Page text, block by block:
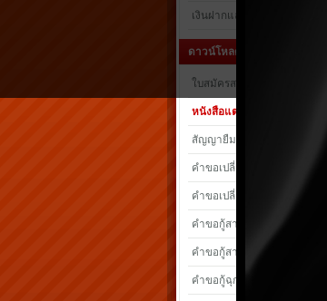
เงินฝากและเงินกู้
ดาวน์โหลดแบบฟอร์ม
ใบสมัครสมาชิก/สมาชิกสมทบ
หนังสือแต่งตั้งผู้รับผลประโยชน์
สัญญายืมเงินเพื่อการศึกษา
คำขอเปลี่ยนแปลงเงินค่าหุ้น
คำขอเปลี่ยนแปลงเงินฝาก
คำขอกู้สามัญทั่วไป
คำขอกู้สามัญอาวุธปืน
คำขอกู้ฉุกเฉิน